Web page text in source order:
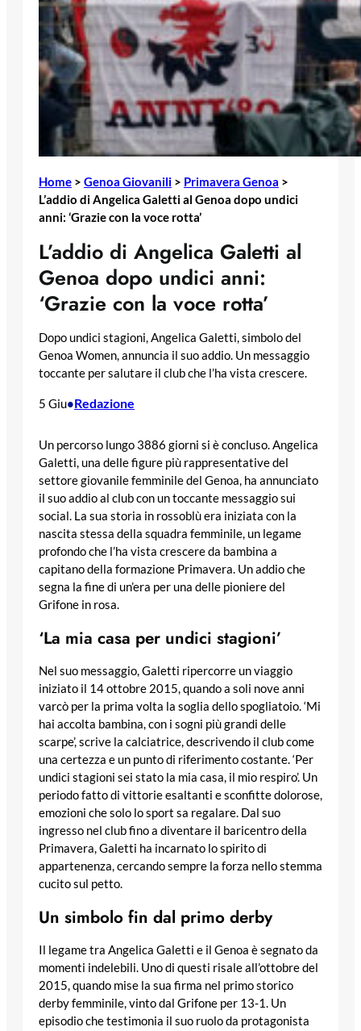
Home > Genoa Giovanili > Primavera Genoa >
L’addio di Angelica Galetti al Genoa dopo undici
anni: ‘Grazie con la voce rotta’
L’addio di Angelica Galetti al
Genoa dopo undici anni:
‘Grazie con la voce rotta’
Dopo undici stagioni, Angelica Galetti, simbolo del
Genoa Women, annuncia il suo addio. Un messaggio
toccante per salutare il club che l’ha vista crescere.
5 Giu•Redazione
Un percorso lungo 3886 giorni si è concluso. Angelica
Galetti, una delle figure più rappresentative del
settore giovanile femminile del Genoa, ha annunciato
il suo addio al club con un toccante messaggio sui
social. La sua storia in rossoblù era iniziata con la
nascita stessa della squadra femminile, un legame
profondo che l’ha vista crescere da bambina a
capitano della formazione Primavera. Un addio che
segna la fine di un’era per una delle pioniere del
Grifone in rosa.
‘La mia casa per undici stagioni’
Nel suo messaggio, Galetti ripercorre un viaggio
iniziato il 14 ottobre 2015, quando a soli nove anni
varcò per la prima volta la soglia dello spogliatoio. ‘Mi
hai accolta bambina, con i sogni più grandi delle
scarpe’, scrive la calciatrice, descrivendo il club come
una certezza e un punto di riferimento costante. ‘Per
undici stagioni sei stato la mia casa, il mio respiro’. Un
periodo fatto di vittorie esaltanti e sconfitte dolorose,
emozioni che solo lo sport sa regalare. Dal suo
ingresso nel club fino a diventare il baricentro della
Primavera, Galetti ha incarnato lo spirito di
appartenenza, cercando sempre la forza nello stemma
cucito sul petto.
Un simbolo fin dal primo derby
Il legame tra Angelica Galetti e il Genoa è segnato da
momenti indelebili. Uno di questi risale all’ottobre del
2015, quando mise la sua firma nel primo storico
derby femminile, vinto dal Grifone per 13-1. Un
episodio che testimonia il suo ruolo da protagonista